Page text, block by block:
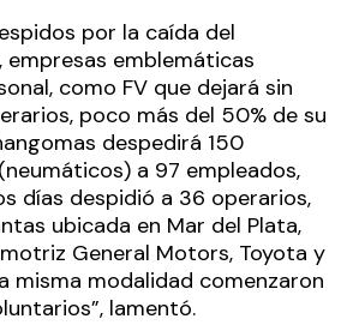
por la caída del
emblemáticas
como FV que dejará sin
poco más del 50% de su
despedirá 150
a 97 empleados,
días despidió a 36 operarios,
ubicada en Mar del Plata,
General Motors, Toyota y
misma modalidad comenzaron
lamentó.